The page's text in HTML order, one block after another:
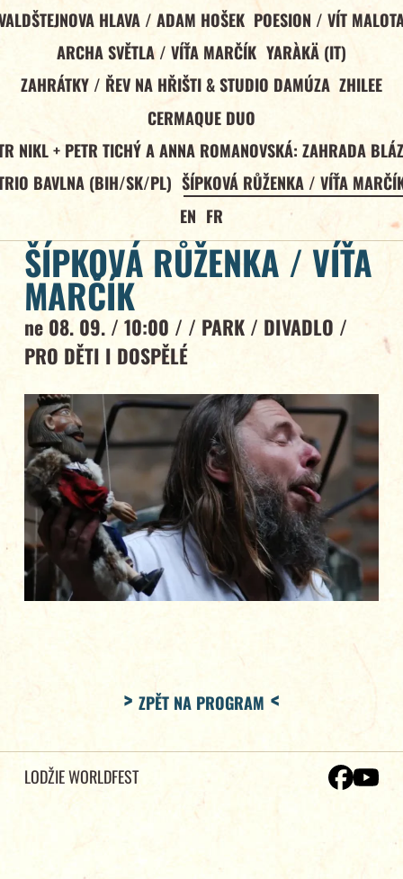
HLAVA / ADAM HOŠEK POESION / VÍT
ARCHA SVĚTLA / VÍŤA MARČÍK YARÀKÄ (IT)
ZAHRÁTKY / ŘEV NA HŘIŠTI & STUDIO DAMÚZA ZHILEE
CERMAQUE DUO
NIKL + PETR TICHÝ A ANNA ROMANOVSKÁ: ZAHRADA
BAVLNA (BIH/SK/PL) ŠÍPKOVÁ RŮŽENKA / VÍŤA
EN FR
ŠÍPKOVÁ RŮŽENKA / VÍŤA
MARČÍK
ne 08. 09. / 10:00 / / PARK / DIVADLO /
PRO DĚTI I DOSPĚLÉ
ZPĚT NA PROGRAM
LODŽIE WORLDFEST